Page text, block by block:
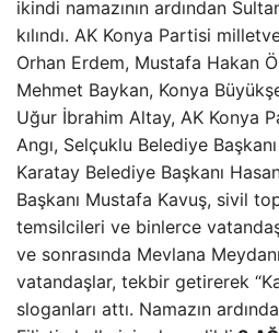
ikindi namazının ardından
kılındı. AK Konya Partisi
Orhan Erdem, Mustafa Hakan
Mehmet Baykan, Konya
Uğur İbrahim Altay, AK Konya
Angı, Selçuklu Belediye
Karatay Belediye Başkanı
Başkanı Mustafa Kavuş, sivil
temsilcileri ve binlerce
ve sonrasında Mevlana
vatandaşlar, tekbir getirerek
sloganları attı. Namazın